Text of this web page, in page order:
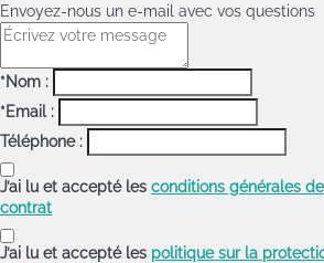
Envoyez-nous un e-mail avec vos questions
*Nom :
*Email :
Téléphone :
J’ai lu et accepté les conditions générales de
contrat
J’ai lu et accepté les politique sur la